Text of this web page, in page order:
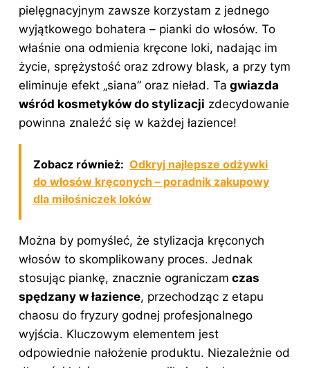
pielęgnacyjnym zawsze korzystam z jednego
wyjątkowego bohatera – pianki do włosów. To
właśnie ona odmienia kręcone loki, nadając im
życie, sprężystość oraz zdrowy blask, a przy tym
eliminuje efekt „siana” oraz nieład. Ta gwiazda
wśród kosmetyków do stylizacji zdecydowanie
powinna znaleźć się w każdej łazience!
Zobacz również: Odkryj najlepsze odżywki
do włosów kręconych – poradnik zakupowy
dla miłośniczek loków
Można by pomyśleć, że stylizacja kręconych
włosów to skomplikowany proces. Jednak
stosując piankę, znacznie ograniczam czas
spędzany w łazience, przechodząc z etapu
chaosu do fryzury godnej profesjonalnego
wyjścia. Kluczowym elementem jest
odpowiednie nałożenie produktu. Niezależnie od